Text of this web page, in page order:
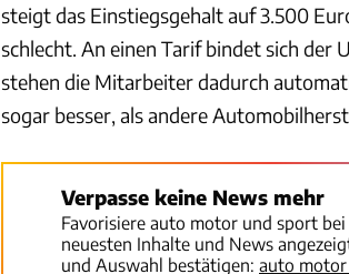
steigt das Einstiegsgehalt auf 3.500
schlecht. An einen Tarif bindet sich der
stehen die Mitarbeiter dadurch
sogar besser, als andere
Verpasse keine News mehr
Favorisiere auto motor und sport
neuesten Inhalte und News
und Auswahl bestätigen: auto motor